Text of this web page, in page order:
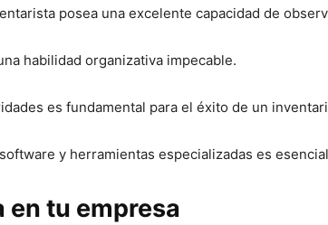
posea una excelente capacidad de
habilidad organizativa impecable.
es fundamental para el éxito de un
y herramientas especializadas es
tu empresa